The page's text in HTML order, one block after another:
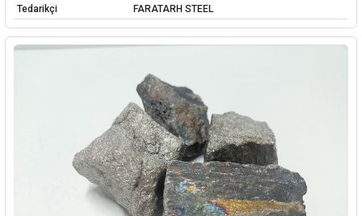
Tedarikçi FARATARH STEEL